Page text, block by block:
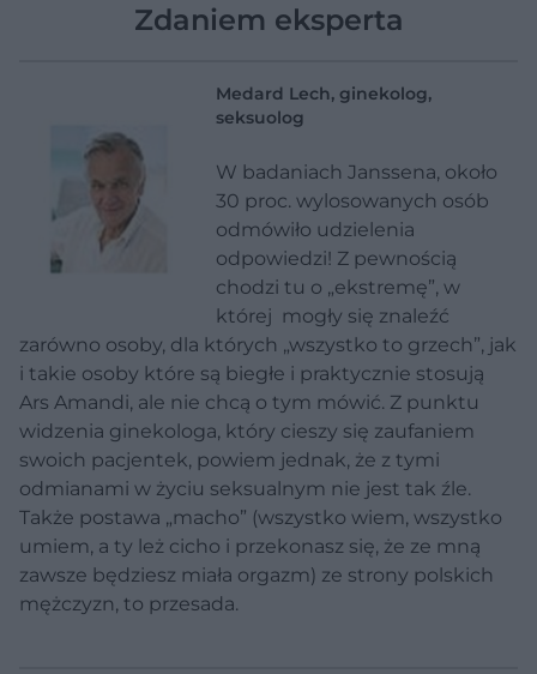
Zdaniem eksperta
Medard Lech, ginekolog,
seksuolog
W badaniach Janssena, około
30 proc. wylosowanych osób
odmówiło udzielenia
odpowiedzi! Z pewnością
chodzi tu o „ekstremę”, w
której mogły się znaleźć
zarówno osoby, dla których „wszystko to grzech”, jak
i takie osoby które są biegłe i praktycznie stosują
Ars Amandi, ale nie chcą o tym mówić. Z punktu
widzenia ginekologa, który cieszy się zaufaniem
swoich pacjentek, powiem jednak, że z tymi
odmianami w życiu seksualnym nie jest tak źle.
Także postawa „macho” (wszystko wiem, wszystko
umiem, a ty leż cicho i przekonasz się, że ze mną
zawsze będziesz miała orgazm) ze strony polskich
mężczyzn, to przesada.